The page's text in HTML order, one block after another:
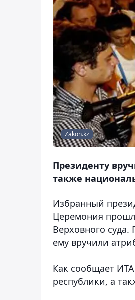
Zakon.kz
Президенту
также
Избранный
Церемония
Верховного суда.
ему вручили
Как сообщает
республики, а